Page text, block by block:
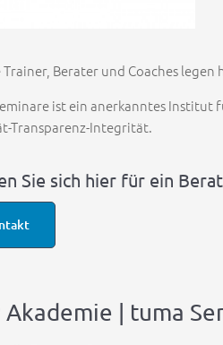
Trainer, Berater und Coaches
ist ein anerkanntes
Transparenz-Integrität.
Sie sich hier für ein
Akademie | tuma